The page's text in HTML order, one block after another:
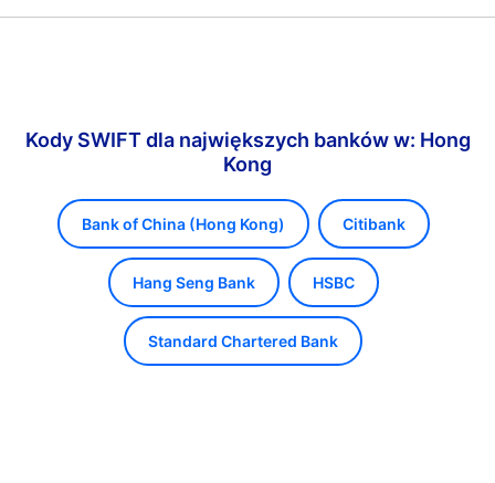
Kody SWIFT dla największych banków w: Hong
Kong
Bank of China (Hong Kong) Citibank
Hang Seng Bank HSBC
Standard Chartered Bank